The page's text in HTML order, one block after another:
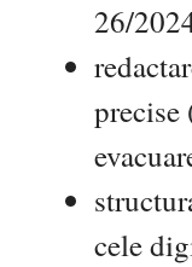
26/
precise
cele